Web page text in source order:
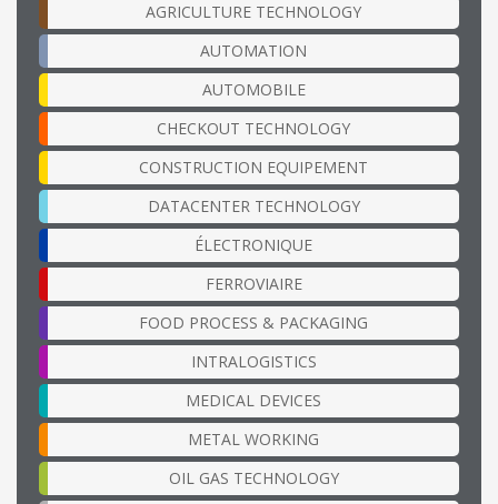
AGRICULTURE TECHNOLOGY
AUTOMATION
AUTOMOBILE
CHECKOUT TECHNOLOGY
CONSTRUCTION EQUIPEMENT
DATACENTER TECHNOLOGY
ÉLECTRONIQUE
FERROVIAIRE
FOOD PROCESS & PACKAGING
INTRALOGISTICS
MEDICAL DEVICES
METAL WORKING
OIL GAS TECHNOLOGY